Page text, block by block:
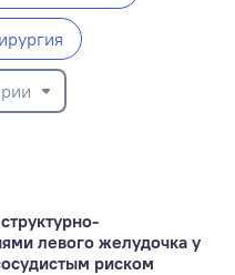
левого желудочка у
риском